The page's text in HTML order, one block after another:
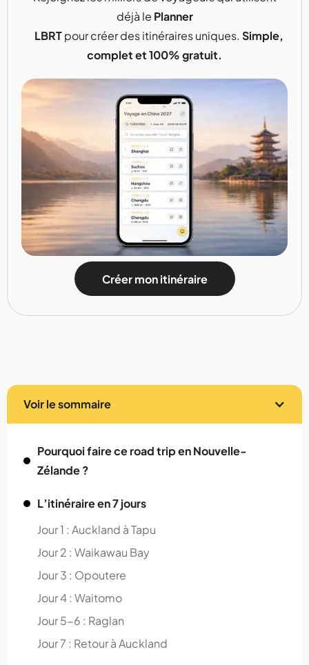
déjà le Planner
LBRTpour créer des itinéraires uniques. Simple,
complet et 100% gratuit.
Créer mon itinéraire
Voir le sommaire
Pourquoi faire ce road trip en Nouvelle-
Zélande ?
L’itinéraire en 7 jours
Jour 1 : Auckland à Tapu
Jour 2 : Waikawau Bay
Jour 3 : Opoutere
Jour 4 : Waitomo
Jour 5-6 : Raglan
Jour 7 : Retour à Auckland